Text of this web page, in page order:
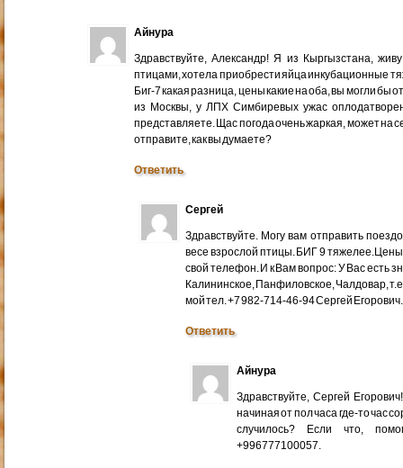
Айнура
Здравствуйте, Александр! Я из Кыргызстана,
птицами, хотела приобрести яйца инкубационные
Биг-7 какая разница, цены какие на оба, вы могли бы
из Москвы, у ЛПХ Симбиревых ужас
представляете. Щас погода очень жаркая, может на
отправите, как вы думаете?
Ответить
Сергей
Здравствуйте. Могу вам отправить
весе взрослой птицы. БИГ 9
свой телефон. И к Вам вопрос: У Вас есть
Калининское, Панфиловское, Чалдовар,
мой тел. +7 982-714-46-94 Сергей Егорович.
Ответить
Айнура
Здравствуйте, Сергей
начиная от пол часа где-то час
случилось? Если что,
+996777100057.